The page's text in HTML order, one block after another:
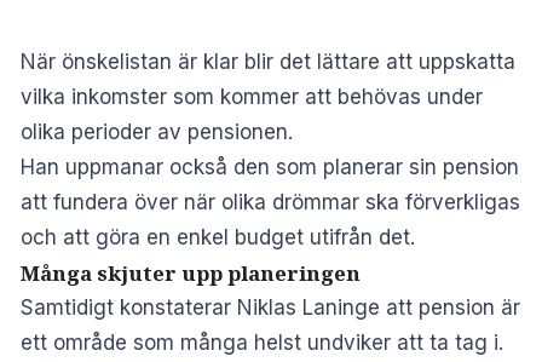
När önskelistan är klar blir det lättare att uppskatta
vilka inkomster som kommer att behövas under
olika perioder av pensionen.
Han uppmanar också den som planerar sin pension
att fundera över när olika drömmar ska förverkligas
och att göra en enkel budget utifrån det.
Många skjuter upp planeringen
Samtidigt konstaterar Niklas Laninge att pension är
ett område som många helst undviker att ta tag i.